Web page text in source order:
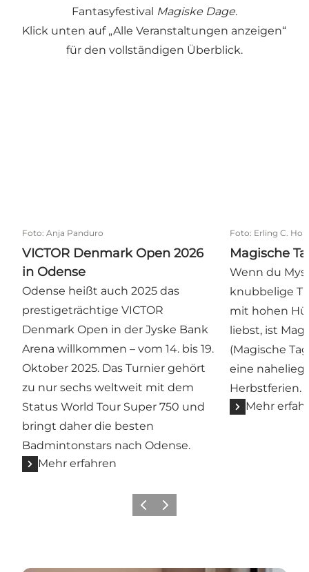
Fantasyfestival Magiske Dage.
Klick unten auf „Alle Veranstaltungen anzeigen“
für den vollständigen Überblick.
Foto: Anja Panduro
VICTOR Denmark Open 2026
in Odense
Odense heißt auch 2025 das
prestigeträchtige VICTOR
Denmark Open in der Jyske Bank
Arena willkommen – vom 14. bis 19.
Oktober 2025. Das Turnier gehört
zu nur sechs weltweit mit dem
Status World Tour Super 750 und
bringt daher die besten
Badmintonstars nach Odense.
Mehr erfahren
Foto: Erling C.
Magische
Wenn du
knubbelige
mit hohen
liebst, ist
(Magische
eine
Herbstferien.
Mehr
ZurückWeiter